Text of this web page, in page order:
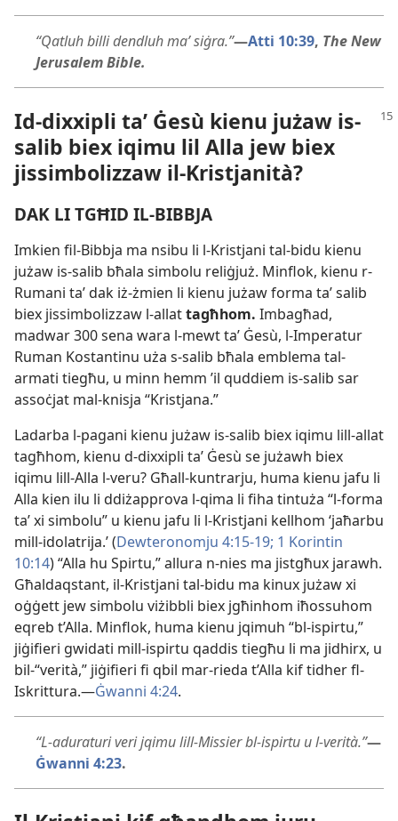
“Qatluh billi dendluh maʼ siġra.”—Atti 10:39, The New
Jerusalem Bible.
Id-​dixxipli taʼ Ġesù kienu jużaw is-​
salib biex iqimu lil Alla jew biex
jissimbolizzaw il-​Kristjanità?
DAK LI TGĦID IL-​BIBBJA
Imkien fil-​Bibbja ma nsibu li l-​Kristjani tal-​bidu kienu
jużaw is-​salib bħala simbolu reliġjuż. Minflok, kienu r-​
Rumani taʼ dak iż-​żmien li kienu jużaw forma taʼ salib
biex jissimbolizzaw l-​allattagħhom. Imbagħad,
madwar 300 sena wara l-​mewt taʼ Ġesù, l-​Imperatur
Ruman Kostantinu uża s-​salib bħala emblema tal-​
armati tiegħu, u minn hemm ’il quddiem is-​salib sar
assoċjat mal-​knisja “Kristjana.”
Ladarba l-​pagani kienu jużaw is-​salib biex iqimu lill-​allat
tagħhom, kienu d-​dixxipli taʼ Ġesù se jużawh biex
iqimu lill-​Alla l-​veru? Għall-​kuntrarju, huma kienu jafu li
Alla kien ilu li ddiżapprova l-​qima li fiha tintuża “l-​forma
taʼ xi simbolu” u kienu jafu li l-​Kristjani kellhom ‘jaħarbu
mill-​idolatrija.’ (Dewteronomju 4:15-​19; 1 Korintin
10:14) “Alla hu Spirtu,” allura n-​nies ma jistgħux jarawh.
Għaldaqstant, il-​Kristjani tal-​bidu ma kinux jużaw xi
oġġett jew simbolu viżibbli biex jgħinhom iħossuhom
eqreb t’Alla. Minflok, huma kienu jqimuh “bl-​ispirtu,”
jiġifieri gwidati mill-​ispirtu qaddis tiegħu li ma jidhirx, u
bil-​“verità,” jiġifieri fi qbil mar-​rieda t’Alla kif tidher fl-​
Iskrittura.—Ġwanni 4:24.
“L-​aduraturi veri jqimu lill-​Missier bl-​ispirtu u l-​verità.”—
Ġwanni 4:23.